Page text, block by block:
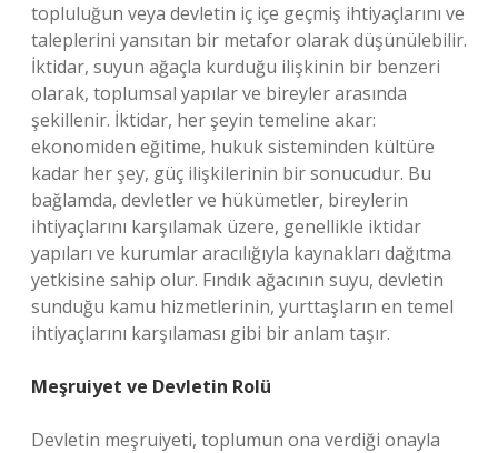
topluluğun veya devletin iç içe geçmiş ihtiyaçlarını ve
taleplerini yansıtan bir metafor olarak düşünülebilir.
İktidar, suyun ağaçla kurduğu ilişkinin bir benzeri
olarak, toplumsal yapılar ve bireyler arasında
şekillenir. İktidar, her şeyin temeline akar:
ekonomiden eğitime, hukuk sisteminden kültüre
kadar her şey, güç ilişkilerinin bir sonucudur. Bu
bağlamda, devletler ve hükümetler, bireylerin
ihtiyaçlarını karşılamak üzere, genellikle iktidar
yapıları ve kurumlar aracılığıyla kaynakları dağıtma
yetkisine sahip olur. Fındık ağacının suyu, devletin
sunduğu kamu hizmetlerinin, yurttaşların en temel
ihtiyaçlarını karşılaması gibi bir anlam taşır.
Meşruiyet ve Devletin Rolü
Devletin meşruiyeti, toplumun ona verdiği onayla